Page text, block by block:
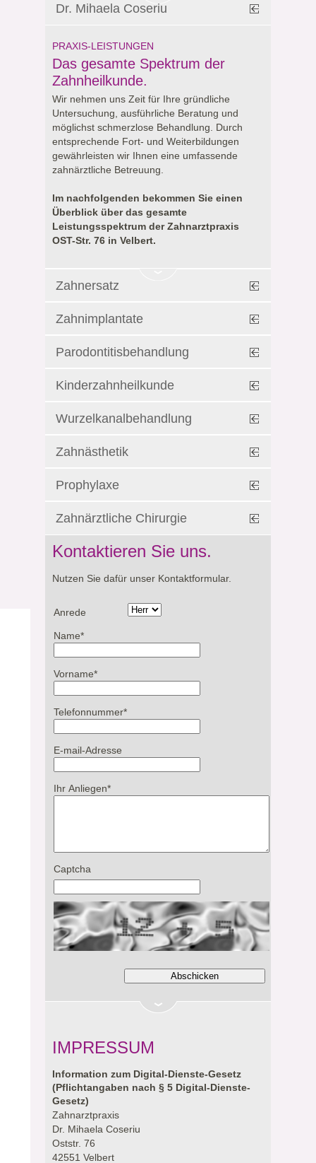
Dr. Mihaela Coseriu
PRAXIS-LEISTUNGEN
Das gesamte Spektrum der
Zahnheilkunde.
Wir nehmen uns Zeit für Ihre gründliche
Untersuchung, ausführliche Beratung und
möglichst schmerzlose Behandlung. Durch
entsprechende Fort- und Weiterbildungen
gewährleisten wir Ihnen eine umfassende
zahnärztliche Betreuung.
Im nachfolgenden bekommen Sie einen
Überblick über das gesamte
Leistungsspektrum der Zahnarztpraxis
OST-Str. 76 in Velbert.
Zahnersatz
Zahnimplantate
Parodontitisbehandlung
Kinderzahnheilkunde
Wurzelkanalbehandlung
Zahnästhetik
Prophylaxe
Zahnärztliche Chirurgie
Kontaktieren Sie uns.
Nutzen Sie dafür unser Kontaktformular.
Anrede
Name*
Vorname*
Telefonnummer*
E-mail-Adresse
Ihr Anliegen*
Captcha
IMPRESSUM
Information zum Digital-Dienste-Gesetz
(Pflichtangaben nach § 5 Digital-Dienste-
Gesetz)
Zahnarztpraxis
Dr. Mihaela Coseriu
Oststr. 76
42551 Velbert